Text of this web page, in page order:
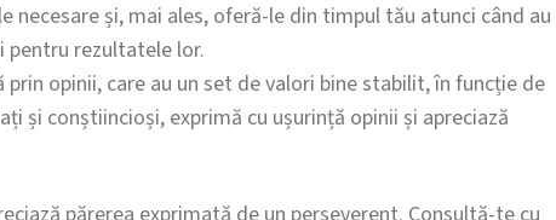
și, mai ales, oferă-le din timpul tău atunci când au
pentru rezultatele lor.
prin opinii, care au un set de valori bine stabilit, în funcție de
și conștiincioși, exprimă cu ușurință opinii și apreciază